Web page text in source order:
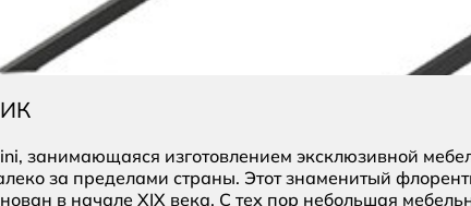
занимающаяся изготовлением эксклюзивной
за пределами страны. Этот знаменитый
в начале XIX века. С тех пор небольшая